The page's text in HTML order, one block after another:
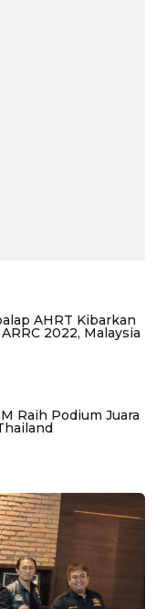
AHRT Kibarkan
2022, Malaysia
Raih Podium Juara